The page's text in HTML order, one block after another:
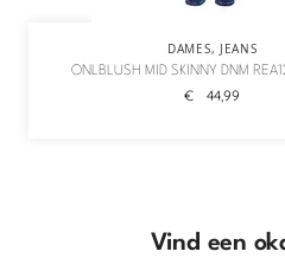
DAMES, JEANS
ONLBLUSH MID SKINNY DNM
€ 44,99
Vind een